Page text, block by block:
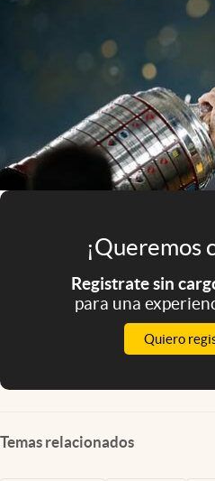
Eventos Corporativos
El Cronista Studio
Mediakit
¡Queremos
Registrate sin
para una
Quiero
Temas relacionados